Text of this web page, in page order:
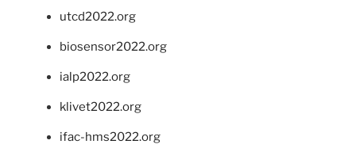
utcd2022.org
biosensor2022.org
ialp2022.org
klivet2022.org
ifac-hms2022.org